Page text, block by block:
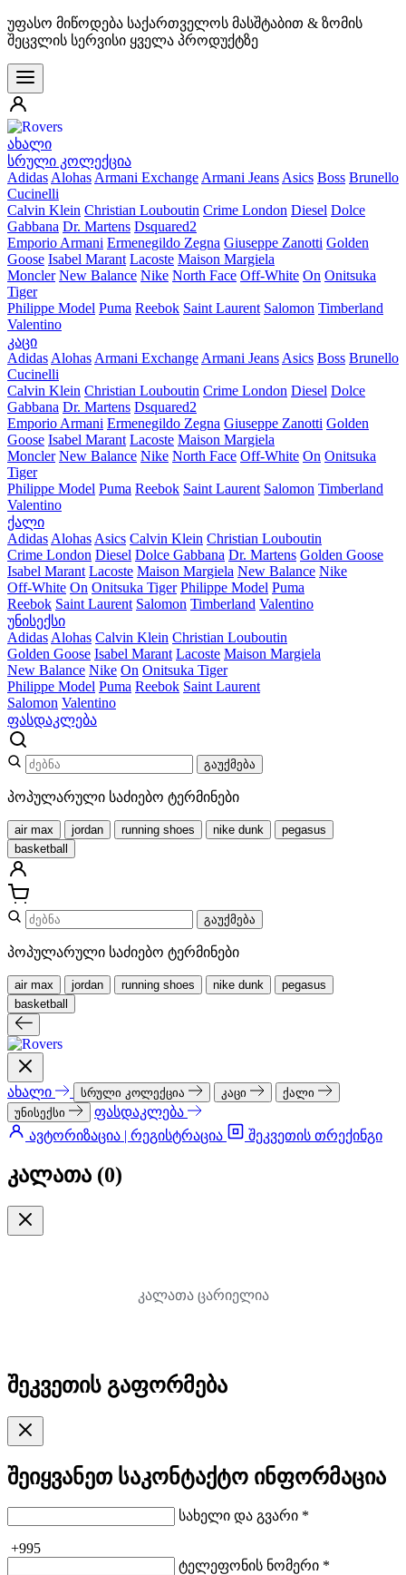
უფასო მიწოდება საქართველოს მასშტაბით & ზომის
შეცვლის სერვისი ყველა პროდუქტზე
ახალი
სრული კოლექცია
Adidas Alohas Armani Exchange Armani Jeans Asics Boss Brunello
Cucinelli
Calvin Klein Christian Louboutin Crime London Diesel Dolce
Gabbana Dr. Martens Dsquared2
Emporio Armani Ermenegildo Zegna Giuseppe Zanotti Golden
Goose Isabel Marant Lacoste Maison Margiela
Moncler New Balance Nike North Face Off-White On Onitsuka
Tiger
Philippe Model Puma Reebok Saint Laurent Salomon Timberland
Valentino
კაცი
Adidas Alohas Armani Exchange Armani Jeans Asics Boss Brunello
Cucinelli
Calvin Klein Christian Louboutin Crime London Diesel Dolce
Gabbana Dr. Martens Dsquared2
Emporio Armani Ermenegildo Zegna Giuseppe Zanotti Golden
Goose Isabel Marant Lacoste Maison Margiela
Moncler New Balance Nike North Face Off-White On Onitsuka
Tiger
Philippe Model Puma Reebok Saint Laurent Salomon Timberland
Valentino
ქალი
Adidas Alohas Asics Calvin Klein Christian Louboutin
Crime London Diesel Dolce Gabbana Dr. Martens Golden Goose
Isabel Marant Lacoste Maison Margiela New Balance Nike
Off-White On Onitsuka Tiger Philippe Model Puma
Reebok Saint Laurent Salomon Timberland Valentino
უნისექსი
Adidas Alohas Calvin Klein Christian Louboutin
Golden Goose Isabel Marant Lacoste Maison Margiela
New Balance Nike On Onitsuka Tiger
Philippe Model Puma Reebok Saint Laurent
Salomon Valentino
ფასდაკლება
გაუქმება
პოპულარული საძიებო ტერმინები
air max jordan running shoes nike dunk
pegasus
basketball
გაუქმება
პოპულარული საძიებო ტერმინები
air max jordan running shoes nike dunk
pegasus
basketball
ახალი სრული კოლექცია კაცი
ქალი
უნისექსი
ფასდაკლება
ავტორიზაცია | რეგისტრაცია
შეკვეთის თრექინგი
კალათა (0)
კალათა ცარიელია
შეკვეთის გაფორმება
შეიყვანეთ საკონტაქტო ინფორმაცია
სახელი და გვარი *
+995
ტელეფონის ნომერი *